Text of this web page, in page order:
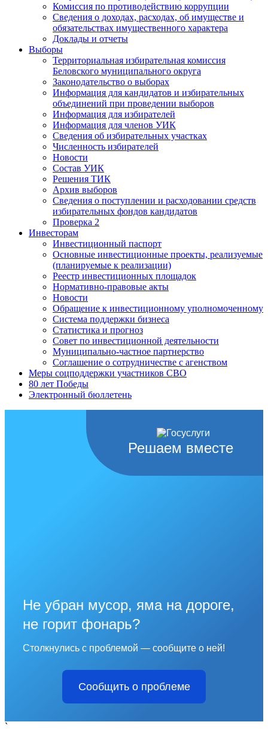
Комиссия по противодействию коррупции
Сведения о доходах, расходах, об имуществе и
обязательствах имущественного характера
Доклады и отчеты
Выборы
Территориальная избирательная комиссия
Беловского муниципального округа
Законодательство о выборах
Информация для кандидатов и избирательных
объединений при проведении выборов
Информация для избирателей
Информация для членов УИК
Сведения об избирательных участках
Численность избирателей
Новости
Состав УИК
Решения ТИК
Архив выборов
Сведения о поступлении и расходовании средств
избирательных фондов кандидатов
Проверка 2
Инвесторам
Инвестиционный паспорт
Основные инвестиционные проекты, реализуемые
(планируемые к реализации)
Реестр инвестиционных площадок
Нормативно-правовые акты
Новости
Обращение к инвестиционному уполномоченному
Система поддержки бизнеса
Статистика и прогноз
Совет по инвестиционной деятельности
Муниципально-частное партнерство
Соглашение о сотрудничестве с агенством
Меры соцподдержки участников СВО
80 лет Победы
Электронный бюллетень
Решаем вместе
Не убран мусор, яма на дороге,
не горит фонарь?
Столкнулись с проблемой — сообщите о ней!
Сообщить о проблеме
`